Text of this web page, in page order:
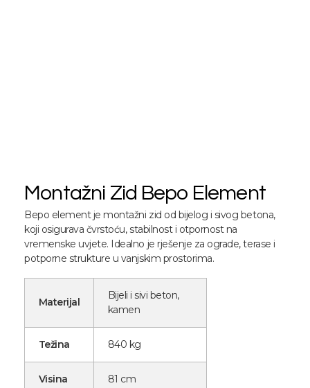
Montažni Zid Bepo Element
Bepo element je montažni zid od bijelog i sivog betona,
koji osigurava čvrstoću, stabilnost i otpornost na
vremenske uvjete. Idealno je rješenje za ograde, terase i
potporne strukture u vanjskim prostorima.
Materijal
Bijeli i sivi beton,
kamen
Težina 840 kg
Visina 81 cm